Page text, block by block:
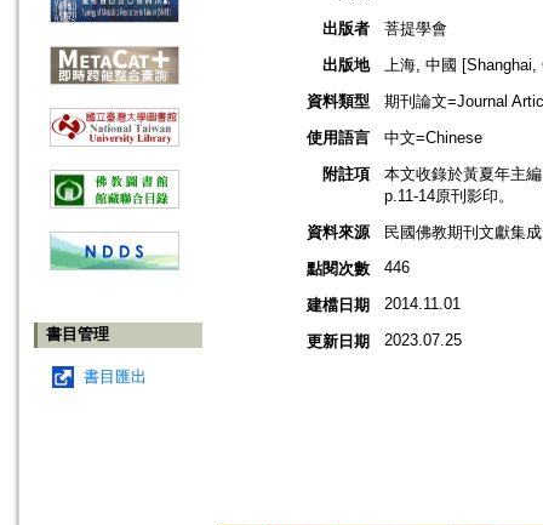
書目管理
書目匯出
出版者
菩提學會
出版地
上海, 中國 [Shanghai,
資料類型
期刊論文=Journal
使用語言
中文=Chinese
附註項
本文收錄於黃夏年主
p.11-14原刊影印。
資料來源
民國佛教期刊文獻集
點閱次數
446
建檔日期 2014.11.01
更新日期 2023.07.25